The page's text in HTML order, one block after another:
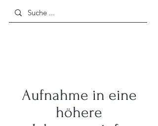
Aufnahme in eine
höhere